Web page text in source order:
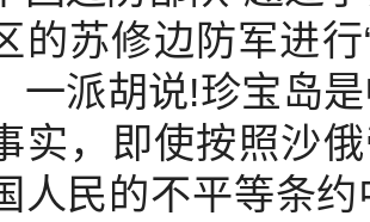
的苏修边防军进
一派胡说!珍宝岛
实，即使按照沙
人民的不平等条